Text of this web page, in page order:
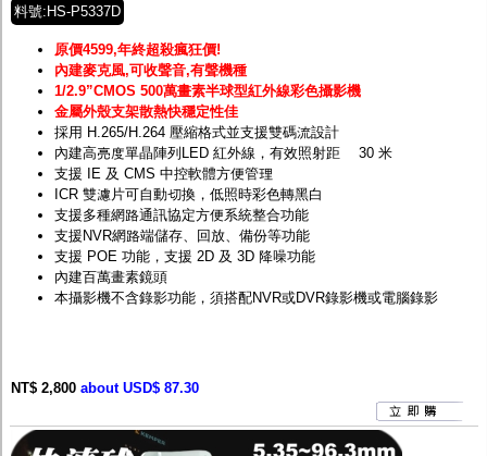
料號:HS-P5337D
原價4599,年終超殺瘋狂價!
內建麥克風,可收聲音,有聲機種
1/2.9”CMOS 500萬畫素半球型紅外線彩色攝影機
金屬外殼支架散熱快穩定性佳
採用 H.265/H.264 壓縮格式並支援雙碼流設計
內建高亮度單晶陣列LED 紅外線，有效照射距離 30 米
支援 IE 及 CMS 中控軟體方便管理
ICR 雙濾片可自動切換，低照時彩色轉黑白
支援多種網路通訊協定方便系統整合功能
支援NVR網路端儲存、回放、備份等功能
支援 POE 功能，支援 2D 及 3D 降噪功能
內建百萬畫素鏡頭
本攝影機不含錄影功能，須搭配NVR或DVR錄影機或電腦錄影
NT$ 2,800 about USD$ 87.30